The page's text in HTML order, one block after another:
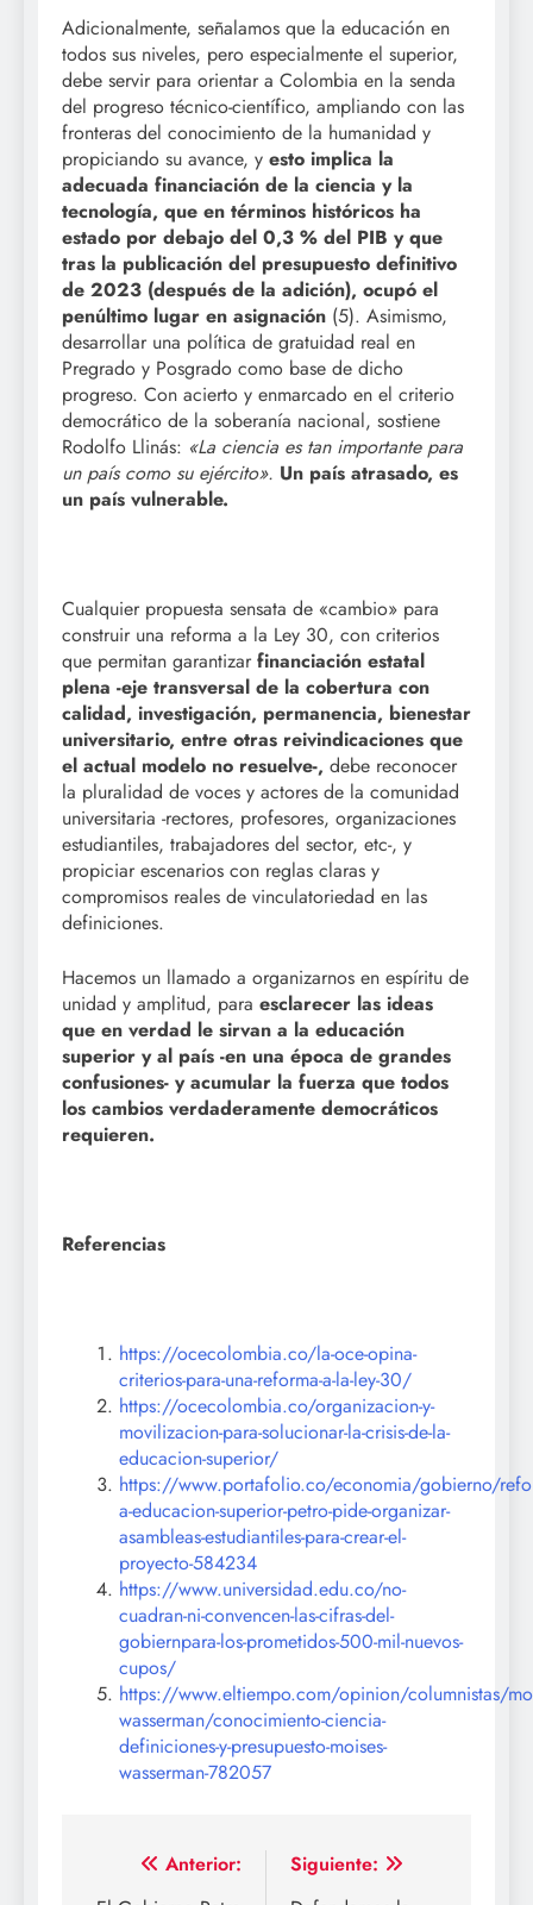
Adicionalmente, señalamos que la educación en
todos sus niveles, pero especialmente el superior,
debe servir para orientar a Colombia en la senda
del progreso técnico-científico, ampliando con las
fronteras del conocimiento de la humanidad y
propiciando su avance, y esto implica la
adecuada financiación de la ciencia y la
tecnología, que en términos históricos ha
estado por debajo del 0,3 % del PIB y que
tras la publicación del presupuesto definitivo
de 2023 (después de la adición), ocupó el
penúltimo lugar en asignación (5). Asimismo,
desarrollar una política de gratuidad real en
Pregrado y Posgrado como base de dicho
progreso. Con acierto y enmarcado en el criterio
democrático de la soberanía nacional, sostiene
Rodolfo Llinás: «La ciencia es tan importante para
un país como su ejército». Un país atrasado, es
un país vulnerable.
Cualquier propuesta sensata de «cambio» para
construir una reforma a la Ley 30, con criterios
que permitan garantizar financiación estatal
plena -eje transversal de la cobertura con
calidad, investigación, permanencia, bienestar
universitario, entre otras reivindicaciones que
el actual modelo no resuelve-, debe reconocer
la pluralidad de voces y actores de la comunidad
universitaria -rectores, profesores, organizaciones
estudiantiles, trabajadores del sector, etc-, y
propiciar escenarios con reglas claras y
compromisos reales de vinculatoriedad en las
definiciones.
Hacemos un llamado a organizarnos en espíritu de
unidad y amplitud, para esclarecer las ideas
que en verdad le sirvan a la educación
superior y al país -en una época de grandes
confusiones- y acumular la fuerza que todos
los cambios verdaderamente democráticos
requieren.
Referencias
https://ocecolombia.co/la-oce-opina-
criterios-para-una-reforma-a-la-ley-30/
https://ocecolombia.co/organizacion-y-
movilizacion-para-solucionar-la-crisis-de-la-
educacion-superior/
https://www.portafolio.co/economia/gobierno/
a-educacion-superior-petro-pide-organizar-
asambleas-estudiantiles-para-crear-el-
proyecto-584234
https://www.universidad.edu.co/no-
cuadran-ni-convencen-las-cifras-del-
gobiernpara-los-prometidos-500-mil-nuevos-
cupos/
https://www.eltiempo.com/opinion/columnistas/
wasserman/conocimiento-ciencia-
definiciones-y-presupuesto-moises-
wasserman-782057
Navegación
Anterior:
Siguiente: